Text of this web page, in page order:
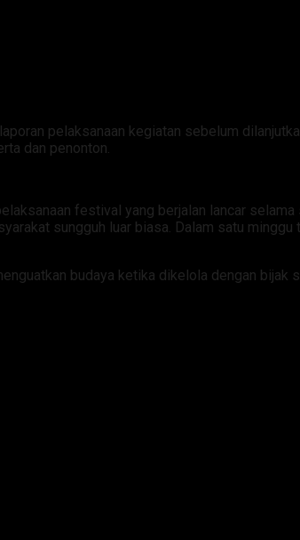
pelaksanaan kegiatan sebelum
dan penonton.
festival yang berjalan lancar selama
sungguh luar biasa. Dalam satu
budaya ketika dikelola dengan bijak